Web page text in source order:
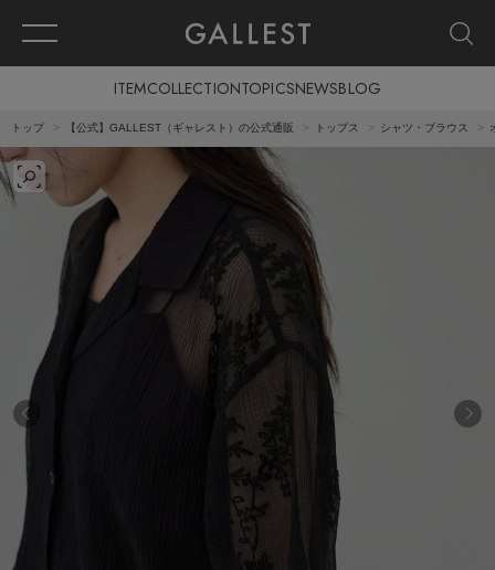
ITEMCOLLECTIONTOPICSNEWSBLOG
トップ 【公式】GALLEST（ギャレスト）の公式通販 トップス シャツ・ブラウス